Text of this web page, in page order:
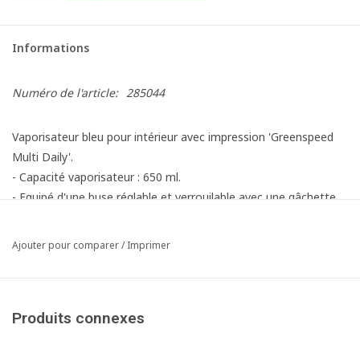
Informations
Numéro de l'article: 285044
Vaporisateur bleu pour intérieur avec impression 'Greenspeed
Multi Daily'.
- Capacité vaporisateur : 650 ml.
- Equipé d'une buse réglable et verrouilable avec une gâchette
Article composé des éléments suivants:
Ajouter pour comparer/Imprimer
Produits connexes